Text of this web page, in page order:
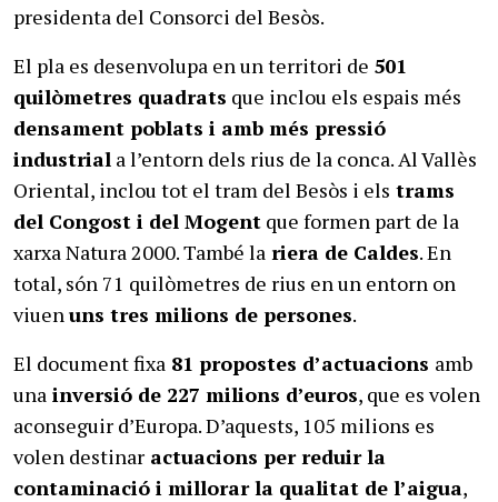
presidenta del Consorci del Besòs.
El pla es desenvolupa en un territori de 501
quilòmetres quadrats que inclou els espais més
densament poblats i amb més pressió
industrial a l’entorn dels rius de la conca. Al Vallès
Oriental, inclou tot el tram del Besòs i els trams
del Congost i del Mogent que formen part de la
xarxa Natura 2000. També la riera de Caldes. En
total, són 71 quilòmetres de rius en un entorn on
viuenuns tres milions de persones.
El document fixa 81 propostes d’actuacions amb
una inversió de 227 milions d’euros, que es volen
aconseguir d’Europa. D’aquests, 105 milions es
volen destinar actuacions per reduir la
contaminació i millorar la qualitat de l’aigua,